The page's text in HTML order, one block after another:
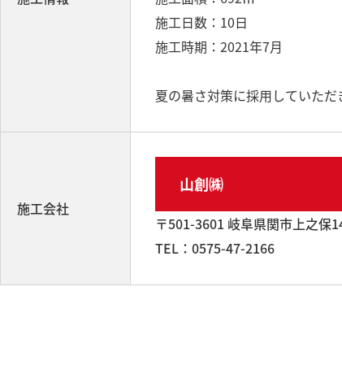
施工日数：10日
施工時期：2021年7月
夏の暑さ対策に採用していただ
施工会社
山創㈱
〒501-3601 岐阜県関市上之保
TEL：0575-47-2166